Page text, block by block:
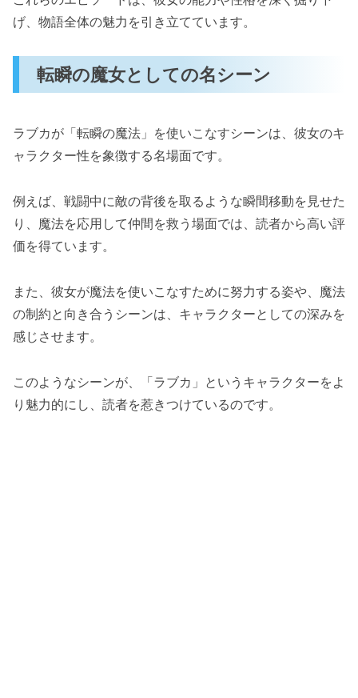
げ、物語全体の魅力を引き立てています。
転瞬の魔女としての名シーン
ラブカが「転瞬の魔法」を使いこなすシーンは、彼女のキ
ャラクター性を象徴する名場面です。
例えば、戦闘中に敵の背後を取るような瞬間移動を見せた
り、魔法を応用して仲間を救う場面では、読者から高い評
価を得ています。
また、彼女が魔法を使いこなすために努力する姿や、魔法
の制約と向き合うシーンは、キャラクターとしての深みを
感じさせます。
このようなシーンが、「ラブカ」というキャラクターをよ
り魅力的にし、読者を惹きつけているのです。